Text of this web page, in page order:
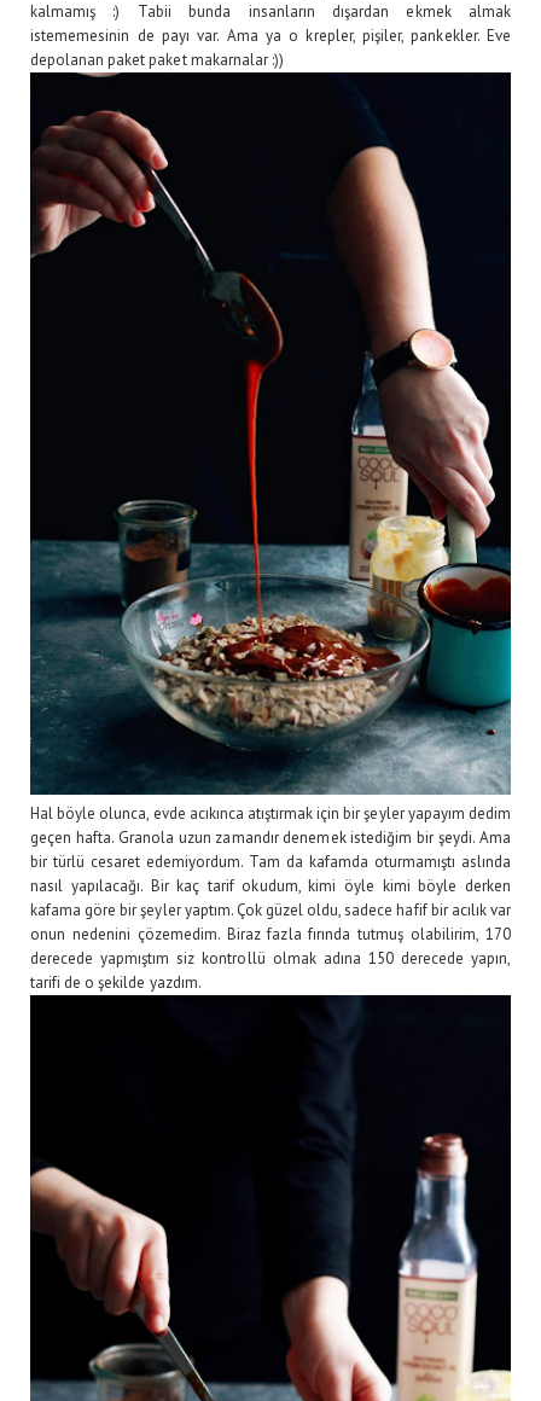
kalmamış :) Tabii bunda insanların dışardan ekmek almak
istememesinin de payı var. Ama ya o krepler, pişiler, pankekler. Eve
depolanan paket paket makarnalar :))
Hal böyle olunca, evde acıkınca atıştırmak için bir şeyler yapayım dedim
geçen hafta. Granola uzun zamandır denemek istediğim bir şeydi. Ama
bir türlü cesaret edemiyordum. Tam da kafamda oturmamıştı aslında
nasıl yapılacağı. Bir kaç tarif okudum, kimi öyle kimi böyle derken
kafama göre bir şeyler yaptım. Çok güzel oldu, sadece hafif bir acılık var
onun nedenini çözemedim. Biraz fazla fırında tutmuş olabilirim, 170
derecede yapmıştım siz kontrollü olmak adına 150 derecede yapın,
tarifi de o şekilde yazdım.